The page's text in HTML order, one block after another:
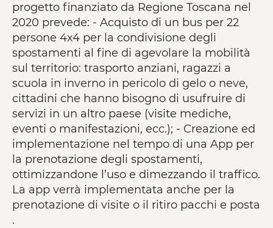
progetto finanziato da Regione Toscana nel
2020 prevede: - Acquisto di un bus per 22
persone 4x4 per la condivisione degli
spostamenti al fine di agevolare la mobilità
sul territorio: trasporto anziani, ragazzi a
scuola in inverno in pericolo di gelo o neve,
cittadini che hanno bisogno di usufruire di
servizi in un altro paese (visite mediche,
eventi o manifestazioni, ecc.); - Creazione ed
implementazione nel tempo di una App per
la prenotazione degli spostamenti,
ottimizzandone l’uso e dimezzando il traffico.
La app verrà implementata anche per la
prenotazione di visite o il ritiro pacchi e posta
.